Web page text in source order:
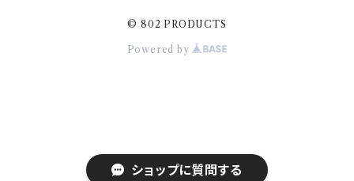
ショップに質問する
© 802 PRODUCTS
Powered by